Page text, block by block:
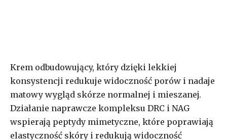
Krem odbudowujący, który dzięki lekkiej
konsystencji redukuje widoczność porów i nadaje
matowy wygląd skórze normalnej i mieszanej.
Działanie naprawcze kompleksu DRC i NAG
wspierają peptydy mimetyczne, które poprawiają
elastyczność skóry i redukują widoczność